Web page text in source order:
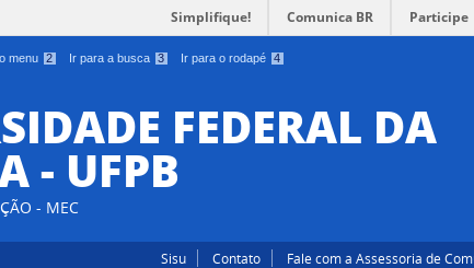
menu 2 Ir para a busca 3 Ir para o rodapé 4
Simplifique! Comunica BR Participe
FEDERAL DA
- UFPB
- MEC
Sisu Contato Fale com a Assessoria de